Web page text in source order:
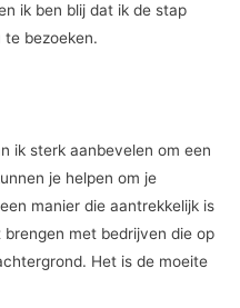
ik ben blij dat ik de stap
te bezoeken.
ik sterk aanbevelen om een
je helpen om je
manier die aantrekkelijk is
met bedrijven die op
Het is de moeite